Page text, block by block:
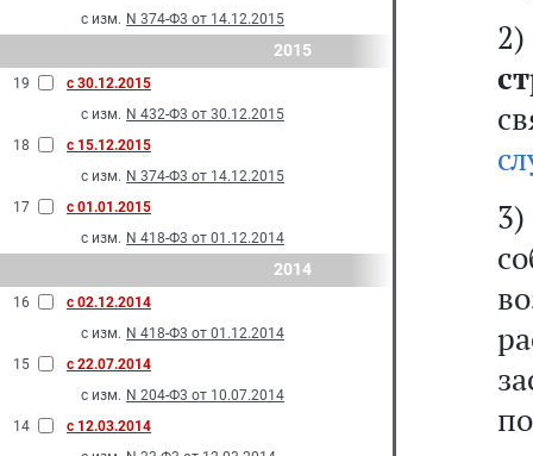
с изм. N 374-Ф3 от 14.12.2015
2015
19
с 30.12.2015
с изм. N 432-Ф3 от 30.12.2015
18
с 15.12.2015
с изм. N 374-Ф3 от 14.12.2015
17
с 01.01.2015
с изм. N 418-Ф3 от 01.12.2014
2014
16
с 02.12.2014
с изм. N 418-Ф3 от 01.12.2014
15
с 22.07.2014
с изм. N 204-Ф3 от 10.07.2014
14
с 12.03.2014